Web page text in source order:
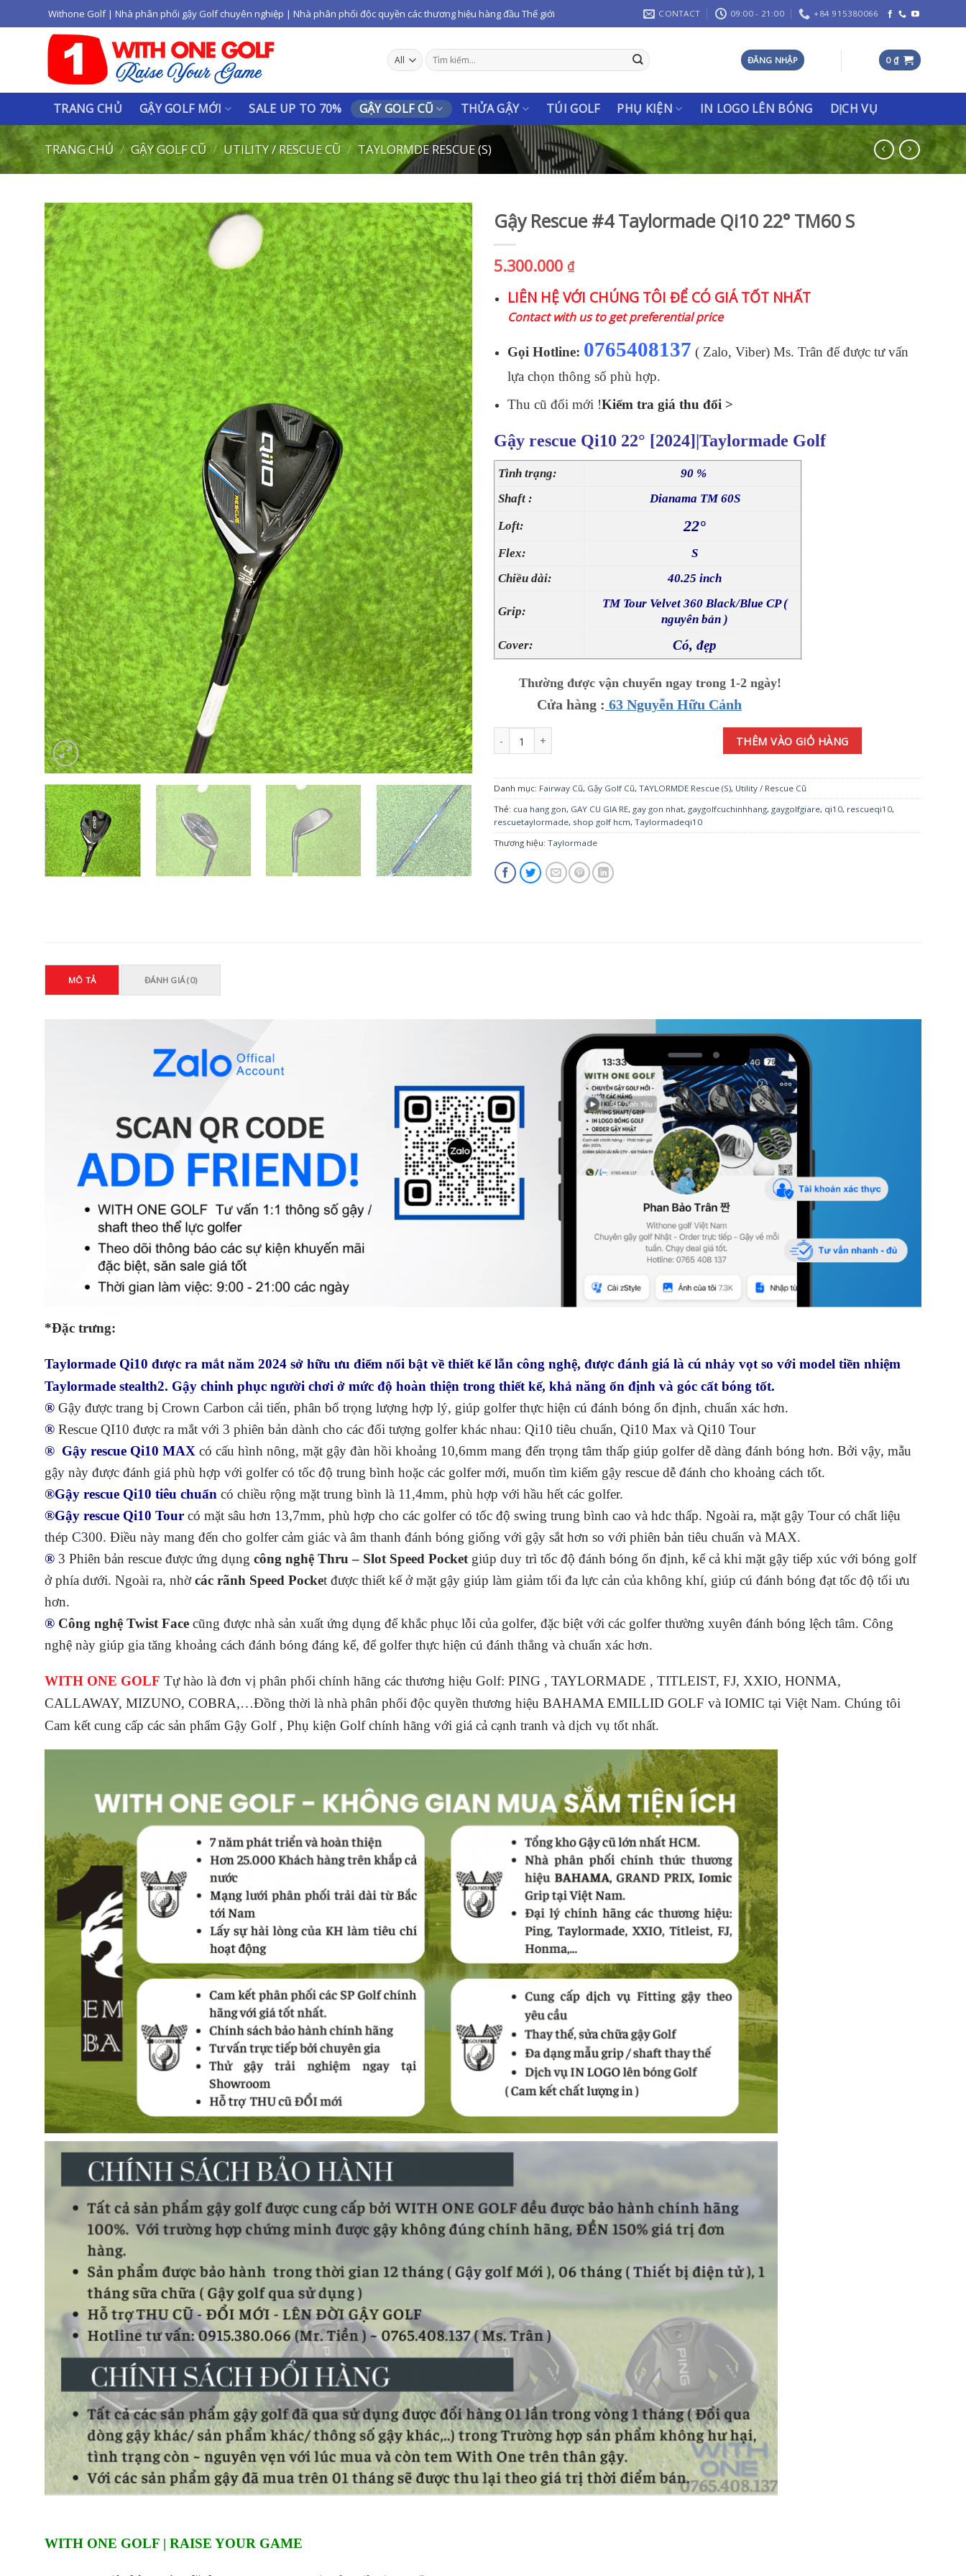
to
Withone Golf | Nhà phân phối gậy Golf chuyên nghiệp | Nhà phân phối độc quyền các thương hiệu hàng đầu Thế giới CONTACT 09:00 - 21:00 +84 915380066
Tìm
kiếm:
ĐĂNG NHẬP 0 ₫
TRANG CHỦ GẬY GOLF MỚI SALE UP TO 70% GẬY GOLF CŨ THỬA GẬY TÚI GOLF PHỤ KIỆN IN LOGO LÊN BÓNG DỊCH VỤ
TRANG CHỦ / GẬY GOLF CŨ / UTILITY / RESCUE CŨ / TAYLORMDE RESCUE (S)
Gậy Rescue #4 Taylormade Qi10 22° TM60 S
5.300.000 ₫
LIÊN HỆ VỚI CHÚNG TÔI ĐỂ CÓ GIÁ TỐT NHẤT
Contact with us to get preferential price
Gọi Hotline: 0765408137 ( Zalo, Viber) Ms. Trân để được tư vấn
lựa chọn thông số phù hợp.
Thu cũ đổi mới !Kiểm tra giá thu đổi >
Gậy rescue Qi10 22° [2024]|Taylormade Golf
Tình trạng:
90 %
Shaft :
Dianama TM 60S
Loft:
22°
Flex:
S
Chiều dài:
40.25 inch
Grip:
TM Tour Velvet 360 Black/Blue CP (
nguyên bản )
Cover:
Có, đẹp
Thường được vận chuyển ngay trong 1-2 ngày!
Cửa hàng : 63 Nguyễn Hữu Cảnh
THÊM VÀO GIỎ HÀNG
Danh mục: Fairway Cũ, Gậy Golf Cũ, TAYLORMDE Rescue (S), Utility / Rescue Cũ
Thẻ: cua hang gon, GAY CU GIA RE, gay gon nhat, gaygolfcuchinhhang, gaygolfgiare, qi10, rescueqi10,
rescuetaylormade, shop golf hcm, Taylormadeqi10
Thương hiệu: Taylormade
MÔ TẢ ĐÁNH GIÁ (0)
*Đặc trưng:
Taylormade Qi10 được ra mắt năm 2024 sở hữu ưu điểm nổi bật về thiết kế lẫn công nghệ, được đánh giá là cú nhảy vọt so với model tiền nhiệm
Taylormade stealth2. Gậy chinh phục người chơi ở mức độ hoàn thiện trong thiết kế, khả năng ổn định và góc cất bóng tốt.
® Gậy được trang bị Crown Carbon cải tiến, phân bổ trọng lượng hợp lý, giúp golfer thực hiện cú đánh bóng ổn định, chuẩn xác hơn.
® Rescue QI10 được ra mắt với 3 phiên bản dành cho các đối tượng golfer khác nhau: Qi10 tiêu chuẩn, Qi10 Max và Qi10 Tour
® Gậy rescue Qi10 MAX có cấu hình nông, mặt gậy đàn hồi khoảng 10,6mm mang đến trọng tâm thấp giúp golfer dễ dàng đánh bóng hơn. Bởi vậy, mẫu
gậy này được đánh giá phù hợp với golfer có tốc độ trung bình hoặc các golfer mới, muốn tìm kiếm gậy rescue dễ đánh cho khoảng cách tốt.
®Gậy rescue Qi10 tiêu chuẩn có chiều rộng mặt trung bình là 11,4mm, phù hợp với hầu hết các golfer.
®Gậy rescue Qi10 Tour có mặt sâu hơn 13,7mm, phù hợp cho các golfer có tốc độ swing trung bình cao và hdc thấp. Ngoài ra, mặt gậy Tour có chất liệu
thép C300. Điều này mang đến cho golfer cảm giác và âm thanh đánh bóng giống với gậy sắt hơn so với phiên bản tiêu chuẩn và MAX.
® 3 Phiên bản rescue được ứng dụng công nghệ Thru – Slot Speed Pocket giúp duy trì tốc độ đánh bóng ổn định, kể cả khi mặt gậy tiếp xúc với bóng golf
ở phía dưới. Ngoài ra, nhờcác rãnh Speed Pocket được thiết kế ở mặt gậy giúp làm giảm tối đa lực cản của không khí, giúp cú đánh bóng đạt tốc độ tối ưu
hơn.
® Công nghệ Twist Face cũng được nhà sản xuất ứng dụng để khắc phục lỗi của golfer, đặc biệt với các golfer thường xuyên đánh bóng lệch tâm. Công
nghệ này giúp gia tăng khoảng cách đánh bóng đáng kể, để golfer thực hiện cú đánh thẳng và chuẩn xác hơn.
WITH ONE GOLF Tự hào là đơn vị phân phối chính hãng các thương hiệu Golf: PING , TAYLORMADE , TITLEIST, FJ, XXIO, HONMA,
CALLAWAY, MIZUNO, COBRA,…Đồng thời là nhà phân phối độc quyền thương hiệu BAHAMA EMILLID GOLF và IOMIC tại Việt Nam. Chúng tôi
Cam kết cung cấp các sản phẩm Gậy Golf , Phụ kiện Golf chính hãng với giá cả cạnh tranh và dịch vụ tốt nhất.
WITH ONE GOLF | RAISE YOUR GAME